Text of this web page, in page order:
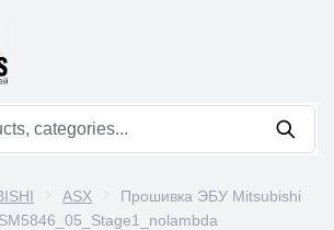
ASX
Прошивка ЭБУ Mitsubishi